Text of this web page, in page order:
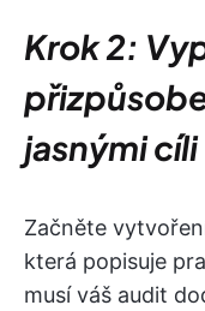
Krok 2:
jasnými cíli
Začněte
která popisuje
musí váš audit